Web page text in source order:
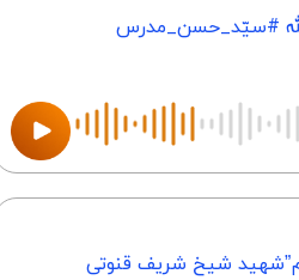
#سیّد_حسن_مدرس
شیخ شریف قنوتی